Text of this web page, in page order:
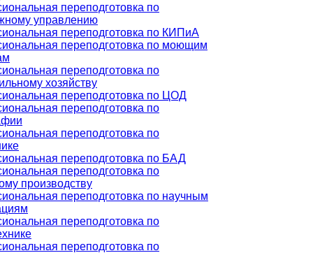
переподготовка по
управлению
переподготовка по КИПиА
переподготовка по моющим
переподготовка по
хозяйству
переподготовка по ЦОД
переподготовка по
переподготовка по
переподготовка по БАД
переподготовка по
производству
переподготовка по научным
переподготовка по
переподготовка по